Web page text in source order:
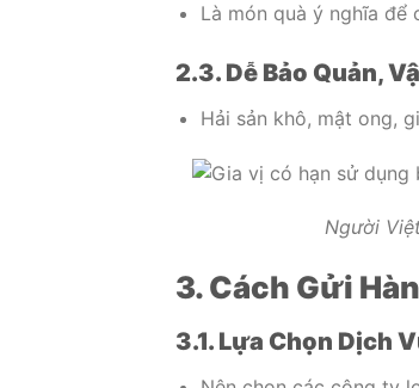
Là món quà ý nghĩa để
2.3. Dễ Bảo Quản,
Hải sản khô, mật ong,
Người
3. Cách Gửi
3.1. Lựa Chọn Dịch